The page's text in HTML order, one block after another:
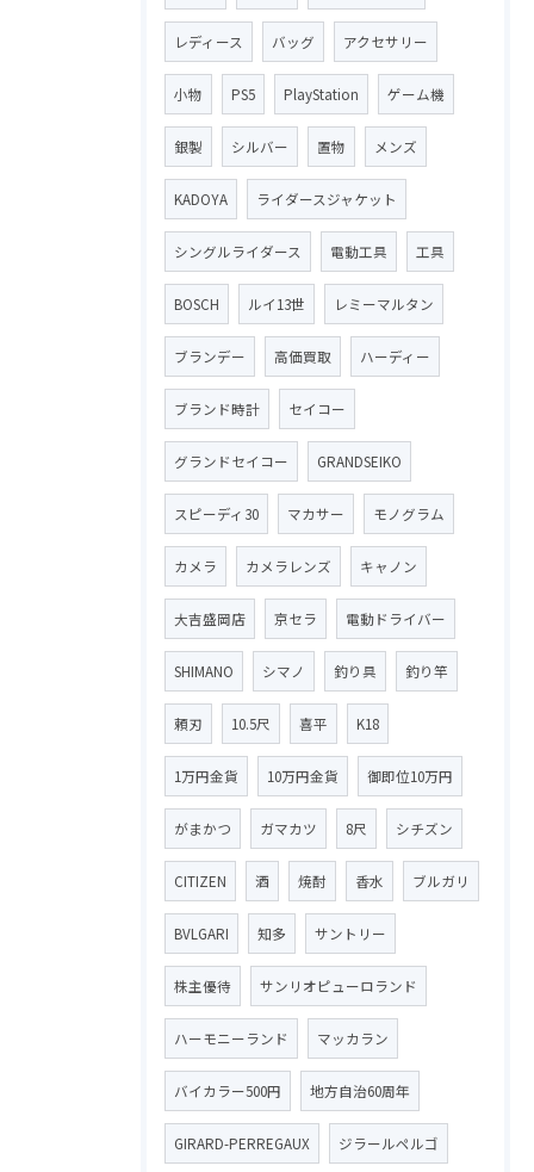
レディース バッグ アクセサリー
小物 PS5 PlayStation ゲーム機
銀製 シルバー 置物 メンズ
KADOYA ライダースジャケット
シングルライダース 電動工具 工具
BOSCH ルイ13世 レミーマルタン
ブランデー 高価買取 ハーディー
ブランド時計 セイコー
グランドセイコー GRANDSEIKO
スピーディ30 マカサー モノグラム
カメラ カメラレンズ キャノン
大吉盛岡店 京セラ 電動ドライバー
SHIMANO シマノ 釣り具 釣り竿
頼刃 10.5尺 喜平 K18
1万円金貨 10万円金貨 御即位10万円
がまかつ ガマカツ 8尺 シチズン
CITIZEN 酒 焼酎 香水 ブルガリ
BVLGARI 知多 サントリー
株主優待 サンリオピューロランド
ハーモニーランド マッカラン
バイカラー500円 地方自治60周年
GIRARD-PERREGAUX ジラールペルゴ